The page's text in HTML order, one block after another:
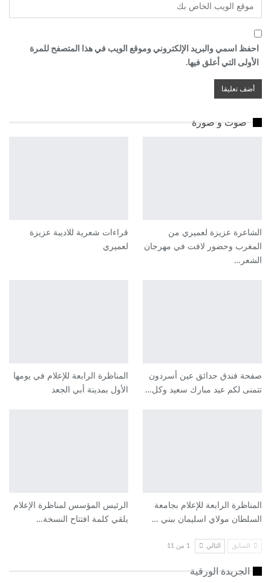
احفظ اسمي والبريد الإلكتروني وموقع الويب في هذا المتصفح للمرة
الأولى التي أعلق فيها.
صوت و صورة
الشاعرة عزيزة لعميري من
المغرب وحضور لافت في مهرجان
الشعر…
قراءات شعرية للاديبة عزيزة
لعميري
صفحة فندق حدائق عين أسردون
تتمنى لكم عيد مبارك سعيد وكل…
المناظرة الرابعة للإعلام في يومها
الأول بمدينة أبي الجعد
المناظرة الرابعة للإعلام بجامعة
السلطان مولاي اسليمان ببني …
الرئيس المؤسس لمناظرة الإعلام
يلقي كلمة افتتاح النسخة…
السابق التالي 1 من 11
الجريدة الورقية